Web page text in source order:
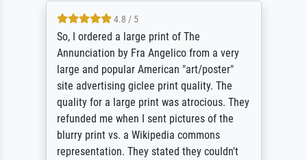
4.8 / 5
So, I ordered a large print of The
Annunciation by Fra Angelico from a very
large and popular American "art/poster"
site advertising giclee print quality. The
quality for a large print was atrocious. They
refunded me when I sent pictures of the
blurry print vs. a Wikipedia commons
representation. They stated they couldn't